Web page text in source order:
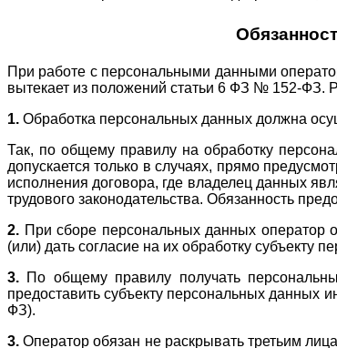
При работе с персональными данными
вытекает из положений статьи 6 ФЗ № 152-ФЗ.
1. Обработка персональных данных должна
Так, по общему правилу на обработку
допускается только в случаях, прямо
исполнения договора, где владелец данных
трудового законодательства. Обязанность
2. При сборе персональных данных оператор
(или) дать согласие на их обработку субъекту
3. По общему правилу получать
предоставить субъекту персональных данных
ФЗ).
3. Оператор обязан не раскрывать третьим